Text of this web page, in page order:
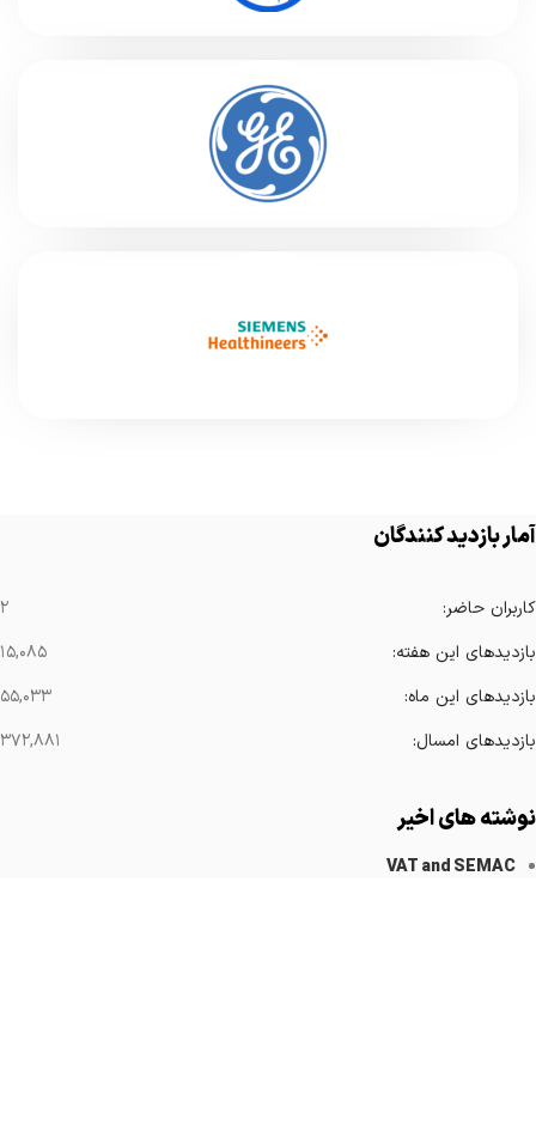
آمار بازدید کنندگان
کاربران حاضر:
۲
بازدیدهای این هفته:
۱۵,۰۸۵
بازدیدهای این ماه:
۵۵,۰۳۳
بازدیدهای امسال:
۳۷۲,۸۸۱
نوشته های اخیر
VAT and SEMAC